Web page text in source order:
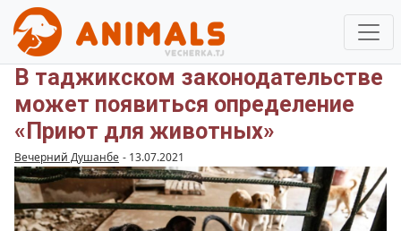
В таджикском законодательстве
может появиться определение
«Приют для животных»
Вечерний Душанбе - 13.07.2021